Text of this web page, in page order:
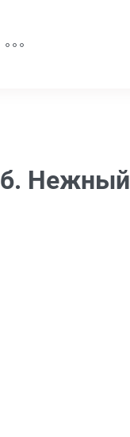
Нежный